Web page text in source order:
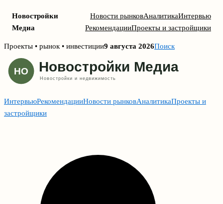
Новостройки
Медиа
Новости рынковАналитикаИнтервью
РекомендацииПроекты и застройщики
Skip
content
Проекты • рынок • инвестиции9 августа 2026Поиск
ИнтервьюРекомендацииНовости рынковАналитикаПроекты и
застройщики